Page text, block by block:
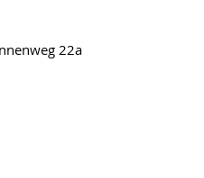
22a